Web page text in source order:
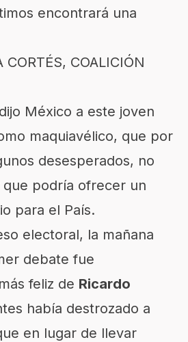
encontrará una
CORTÉS, COALICIÓN
México a este joven
maquiavélico, que por
desesperados, no
podría ofrecer un
para el País.
electoral, la mañana
debate fue
feliz de Ricardo
había destrozado a
en lugar de llevar